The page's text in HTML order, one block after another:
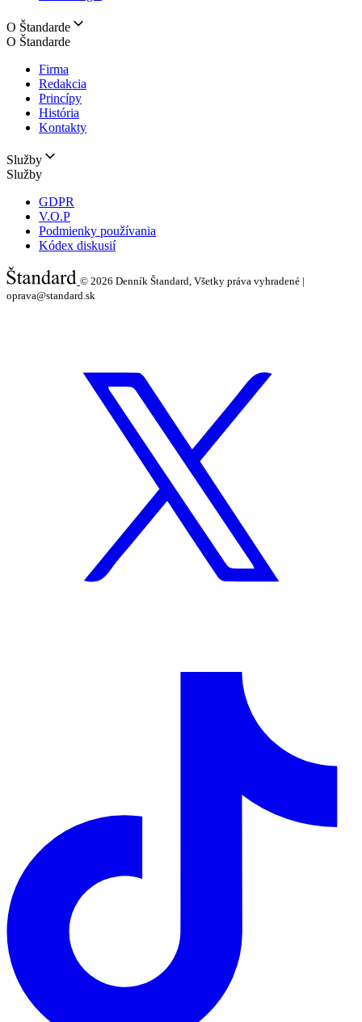
O Štandarde
O Štandarde
Firma
Redakcia
Princípy
História
Kontakty
Služby
Služby
GDPR
V.O.P
Podmienky používania
Kódex diskusií
© 2026 Denník Štandard, Všetky práva vyhradené |
oprava@standard.sk